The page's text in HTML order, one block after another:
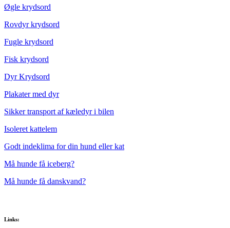
Øgle krydsord
Rovdyr krydsord
Fugle krydsord
Fisk krydsord
Dyr Krydsord
Plakater med dyr
Sikker transport af kæledyr i bilen
Isoleret kattelem
Godt indeklima for din hund eller kat
Må hunde få iceberg?
Må hunde få danskvand?
Links: